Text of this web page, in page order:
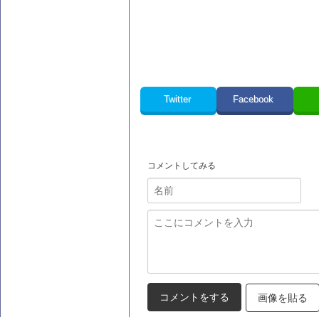
Twitter Facebook
コメントしてみる
画像を貼る